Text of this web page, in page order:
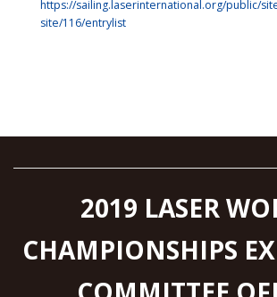
https://sailing.laserinternational.org/public/
site/116/entrylist
2019 LASER
CHAMPIONSHIPS